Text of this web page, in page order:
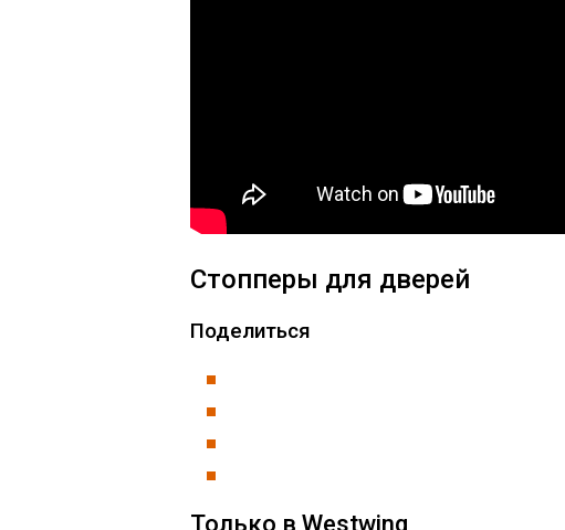
Стопперы для дверей
Поделиться
Только в Westwing